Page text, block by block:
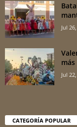
Jul
más
Jul
CATEGORÍA POPULAR